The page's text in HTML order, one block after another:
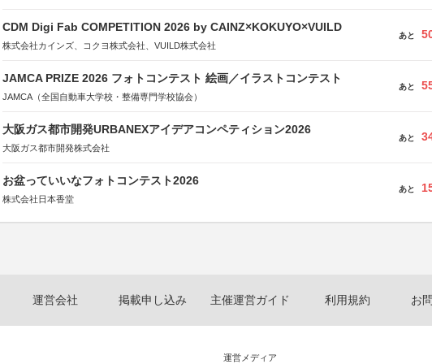
CDM Digi Fab COMPETITION 2026 by CAINZ×KOKUYO×VUILD
株式会社カインズ、コクヨ株式会社、VUILD株式会社
あと
JAMCA PRIZE 2026 フォトコンテスト 絵画／イラストコンテスト
JAMCA（全国自動車大学校・整備専門学校協会）
あと
大阪ガス都市開発URBANEXアイデアコンペティション2026
大阪ガス都市開発株式会社
あと
お盆っていいなフォトコンテスト2026
株式会社日本香堂
あと
運営会社 掲載申し込み 主催運営ガイド 利用規約 お
運営メディア